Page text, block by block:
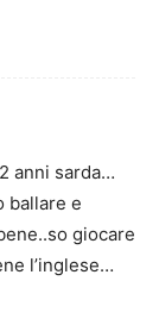
anni sarda…
ballare e
giocare
l’inglese…